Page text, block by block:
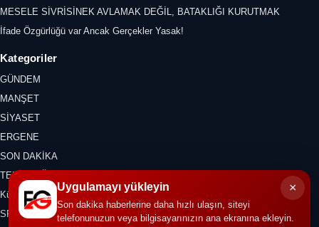
MESELE SİVRİSİNEK AVLAMAK DEĞİL, BATAKLIĞI KURUTMAK
İfade Özgürlüğü var Ancak Gerçekler Yasak!
Kategoriler
GÜNDEM
MANŞET
SİYASET
ERGENE
SON DAKİKA
TEKİRDAĞ
Kültür Sanat
SPOR
×
Uygulamayı yükleyin
Son dakika haberlerine daha hızlı ulaşın, siteyi
telefonunuzun veya bilgisayarınızın ana ekranına ekleyin.